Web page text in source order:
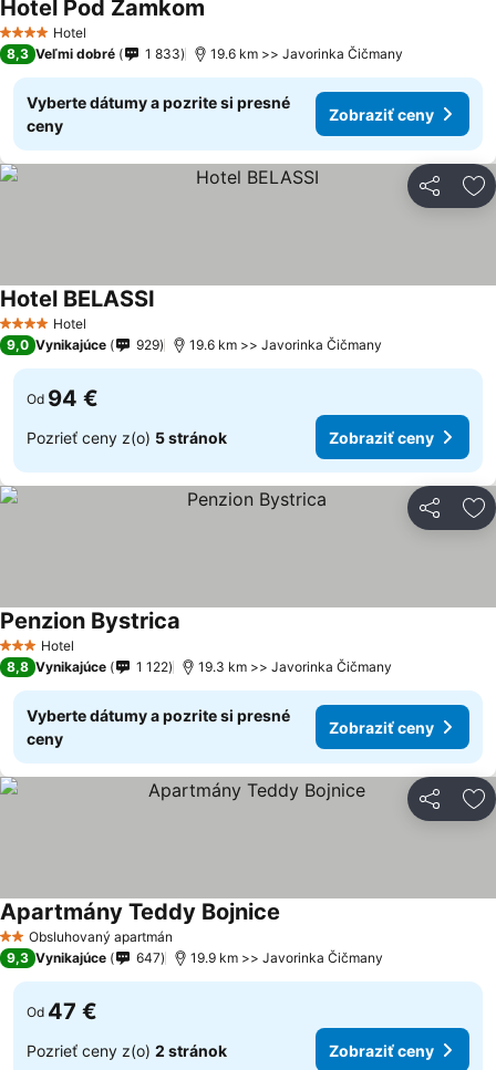
4 Počet hviezdičiek
Hotel
Hotel Pod Zamkom
8,3 Veľmi dobré 1 833 19.6 km >> Javorinka Čičmany
Vyberte dátumy a pozrite si presné
ceny
Zobraziť ceny
Zdieľať
4 Počet hviezdičiek
Hotel
Hotel BELASSI
9,0 Vynikajúce 929 19.6 km >> Javorinka Čičmany
Od 94 €
Pozrieť ceny z(o) 5 stránok Zobraziť ceny
Zdieľať
3 Počet hviezdičiek
Hotel
Penzion Bystrica
8,8 Vynikajúce 1 122 19.3 km >> Javorinka Čičmany
Vyberte dátumy a pozrite si presné
ceny
Zobraziť ceny
Zdieľať
2 Počet hviezdičiek
Obsluhovaný apartmán
Apartmány Teddy Bojnice
9,3 Vynikajúce 647 19.9 km >> Javorinka Čičmany
Od 47 €
Pozrieť ceny z(o) 2 stránok Zobraziť ceny